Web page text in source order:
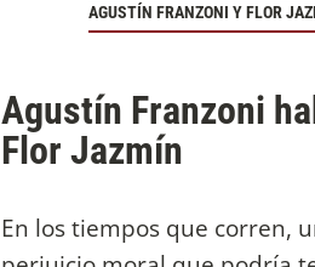
AGUSTÍN FRANZONI Y FLOR
Agustín Franzoni
Flor Jazmín
En los tiempos que corren,